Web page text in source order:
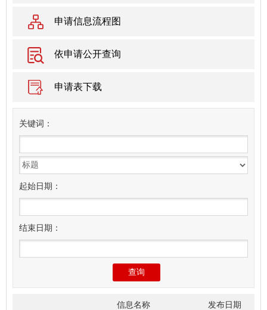
申请信息流程图
依申请公开查询
申请表下载
关键词：
起始日期：
结束日期：
信息名称 发布日期